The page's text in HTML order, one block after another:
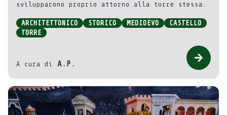
svilupparono proprio attorno alla torre stessa.
ARCHITETTONICO STORICO MEDIOEVO
CASTELLO
TORRE
A cura di A.P.